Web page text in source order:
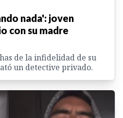
nada': joven
con su madre
de la infidelidad de su
un detective privado.